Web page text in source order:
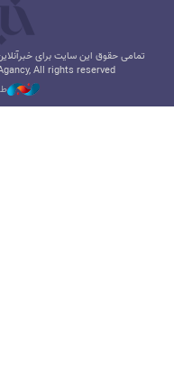
تمامی حقوق این سایت برای
All rights reserved